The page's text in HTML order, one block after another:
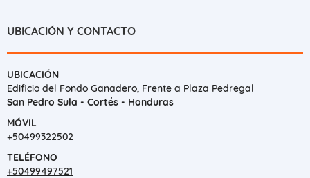
UBICACIÓN Y CONTACTO
UBICACIÓN
Edificio del Fondo Ganadero, Frente a Plaza Pedregal
San Pedro Sula - Cortés - Honduras
MÓVIL
+50499322502
TELÉFONO
+50499497521